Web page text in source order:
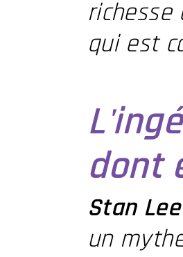
qui est
dont
Stan Lee
un